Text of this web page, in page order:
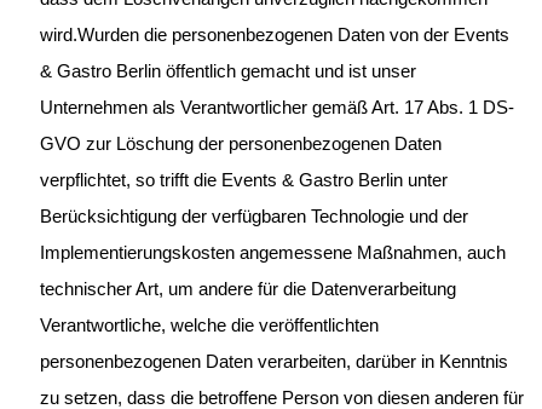
wird.Wurden die personenbezogenen Daten von der Events
& Gastro Berlin öffentlich gemacht und ist unser
Unternehmen als Verantwortlicher gemäß Art. 17 Abs. 1 DS-
GVO zur Löschung der personenbezogenen Daten
verpflichtet, so trifft die Events & Gastro Berlin unter
Berücksichtigung der verfügbaren Technologie und der
Implementierungskosten angemessene Maßnahmen, auch
technischer Art, um andere für die Datenverarbeitung
Verantwortliche, welche die veröffentlichten
personenbezogenen Daten verarbeiten, darüber in Kenntnis
zu setzen, dass die betroffene Person von diesen anderen für